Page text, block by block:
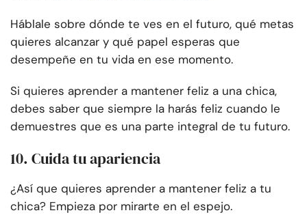
Háblale sobre dónde te ves en el futuro, qué metas
quieres alcanzar y qué papel esperas que
desempeñe en tu vida en ese momento.
Si quieres aprender a mantener feliz a una chica,
debes saber que siempre la harás feliz cuando le
demuestres que es una parte integral de tu futuro.
10. Cuida tu apariencia
¿Así que quieres aprender a mantener feliz a tu
chica? Empieza por mirarte en el espejo.